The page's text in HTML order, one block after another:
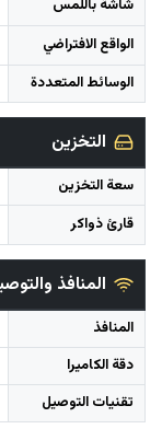
شاشة باللمس
الواقع الافتراضي
الوسائط المتعددة
التخزين
سعة التخزين
قارئ ذواكر
المنافذ
المنافذ
دقة الكاميرا
تقنيات التوصيل